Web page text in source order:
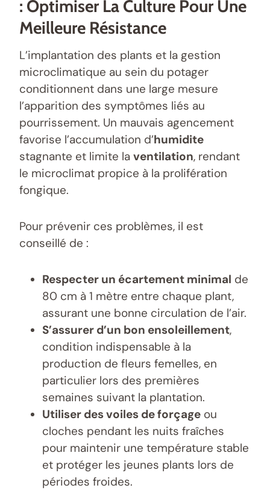
: Optimiser La Culture Pour Une
Meilleure Résistance
L’implantation des plants et la gestion
microclimatique au sein du potager
conditionnent dans une large mesure
l’apparition des symptômes liés au
pourrissement. Un mauvais agencement
favorise l’accumulation d’humidite
stagnante et limite la ventilation, rendant
le microclimat propice à la prolifération
fongique.
Pour prévenir ces problèmes, il est
conseillé de :
Respecter un écartement minimal de
80 cm à 1 mètre entre chaque plant,
assurant une bonne circulation de l’air.
S’assurer d’un bon ensoleillement,
condition indispensable à la
production de fleurs femelles, en
particulier lors des premières
semaines suivant la plantation.
Utiliser des voiles de forçage ou
cloches pendant les nuits fraîches
pour maintenir une température stable
et protéger les jeunes plants lors de
périodes froides.